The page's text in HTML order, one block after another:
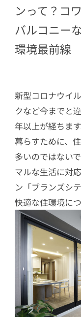
ンって？コ
バルコニー
環境最前線
新型コロナウイ
クなど今までと
年以上が経ちま
暮らすために、
多いのではない
マルな生活に対
ン「ブランズシ
快適な住環境に